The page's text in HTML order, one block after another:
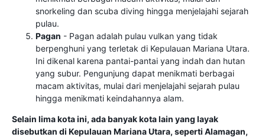
snorkeling dan scuba diving hingga menjelajahi sejarah
pulau.
Pagan - Pagan adalah pulau vulkan yang tidak
berpenghuni yang terletak di Kepulauan Mariana Utara.
Ini dikenal karena pantai-pantai yang indah dan hutan
yang subur. Pengunjung dapat menikmati berbagai
macam aktivitas, mulai dari menjelajahi sejarah pulau
hingga menikmati keindahannya alam.
Selain lima kota ini, ada banyak kota lain yang layak
disebutkan di Kepulauan Mariana Utara, seperti Alamagan,